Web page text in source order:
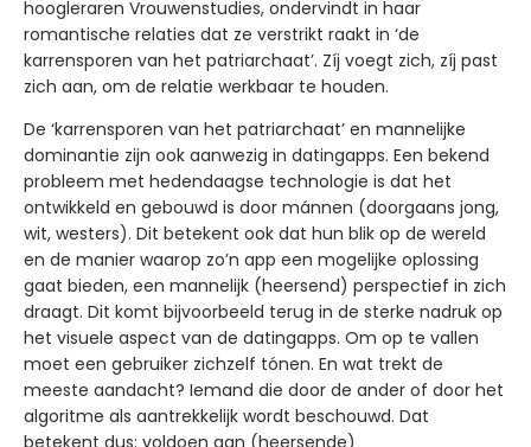
hoogleraren Vrouwenstudies, ondervindt in haar
romantische relaties dat ze verstrikt raakt in ‘de
karrensporen van het patriarchaat’. Zíj voegt zich, zíj past
zich aan, om de relatie werkbaar te houden.
De ‘karrensporen van het patriarchaat’ en mannelijke
dominantie zijn ook aanwezig in datingapps. Een bekend
probleem met hedendaagse technologie is dat het
ontwikkeld en gebouwd is door mánnen (doorgaans jong,
wit, westers). Dit betekent ook dat hun blik op de wereld
en de manier waarop zo’n app een mogelijke oplossing
gaat bieden, een mannelijk (heersend) perspectief in zich
draagt. Dit komt bijvoorbeeld terug in de sterke nadruk op
het visuele aspect van de datingapps. Om op te vallen
moet een gebruiker zichzelf tónen. En wat trekt de
meeste aandacht? Iemand die door de ander of door het
algoritme als aantrekkelijk wordt beschouwd. Dat